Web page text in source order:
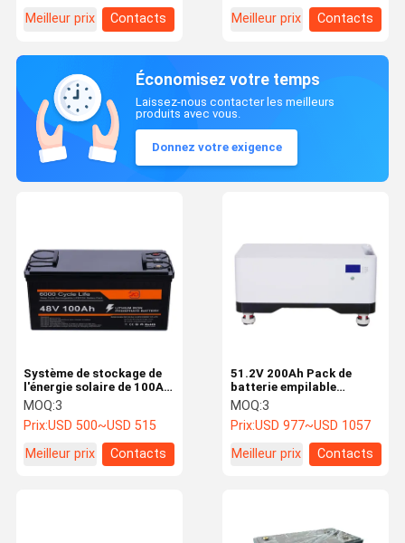
Meilleur prix
Contacts
Meilleur prix
Contacts
Économisez votre temps
Laissez-nous contacter les meilleurs
produits avec vous.
Donnez votre exigence
51.2V 200Ah Pack de
batterie empilable
batterie solaire de haute
puissance
MOQ:3
Prix:USD 977~USD 1057
Meilleur prix
Contacts
Système de stockage de
l'énergie solaire de 100Ah
48 Volt Lifepo4
MOQ:3
Prix:USD 500~USD 515
Meilleur prix
Contacts